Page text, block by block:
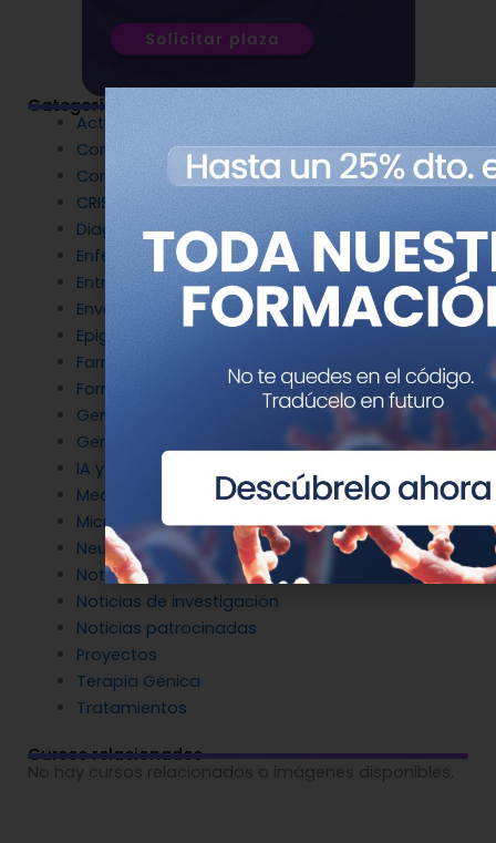
Categorías
Actualidad
Congresos
Coronavirus
CRISPR
Diagnóstico Genético
Enfermedades Raras
Entrevistas
Envejecimiento y longevidad
Epigenética
Farmacogenética
Formación
Genética del cáncer
Genética en Cardiología
IA y Genómica
Medicina Reproductiva
Microbiología molecular
Neurociencia
Noticias de Genotipia
Noticias de investigación
Noticias patrocinadas
Proyectos
Terapia Génica
Tratamientos
Cursos relacionados
No hay cursos relacionados o imágenes disponibles.